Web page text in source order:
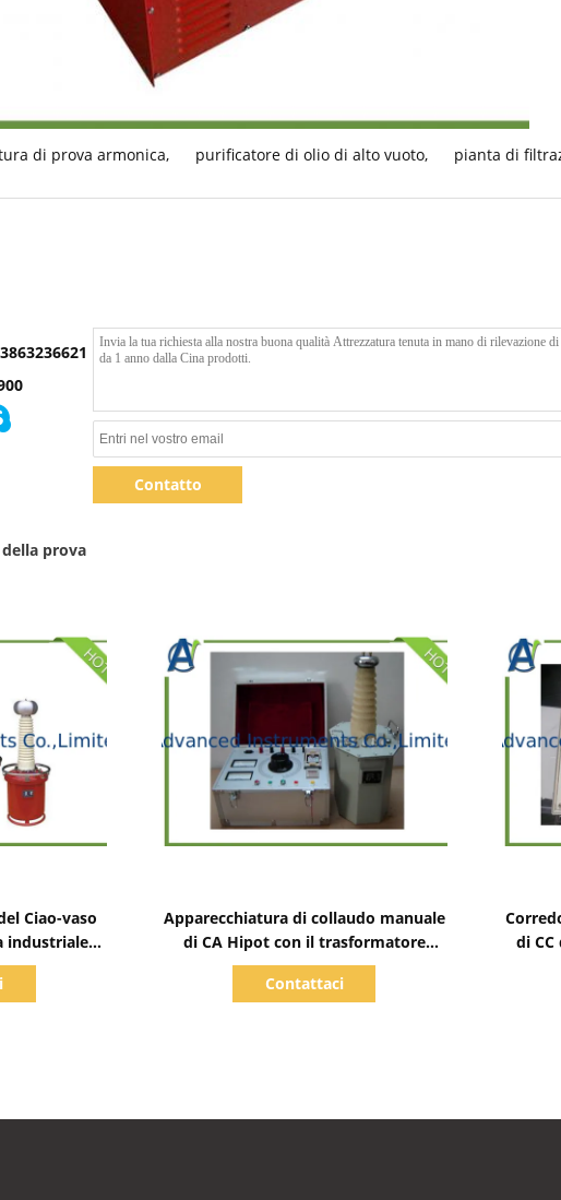
di prova armonica, purificatore di olio di alto vuoto, pianta di
Contatto
prova
Ciao-vaso
industriale
Apparecchiatura di collaudo manuale
di CA Hipot con il trasformatore
riempito petrolio- di alta tensione
Contattaci
di